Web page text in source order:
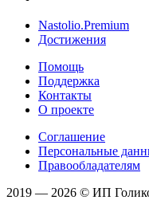
Nastolio.Premium
Достижения
Помощь
Поддержка
Контакты
О проекте
Соглашение
Персональные
Правообладателям
2019 — 2026 © ИП